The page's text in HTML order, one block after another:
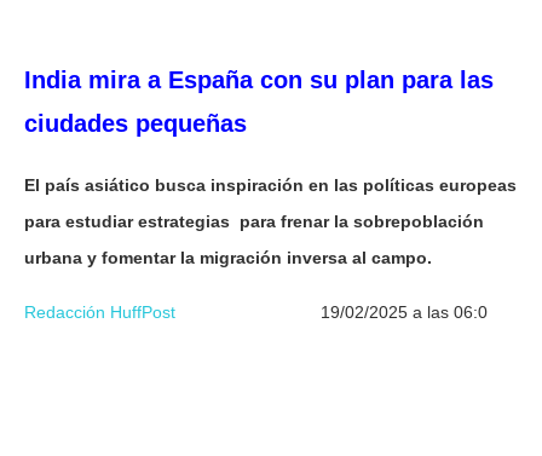
India mira a España con su plan para las
ciudades pequeñas
El país asiático busca inspiración en las políticas europeas
para estudiar estrategias para frenar la sobrepoblación
urbana y fomentar la migración inversa al campo.
Redacción HuffPost 19/02/2025 a las 06:0